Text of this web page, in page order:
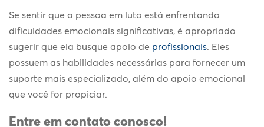
Se sentir que a pessoa em luto está enfrentando
dificuldades emocionais significativas, é apropriado
sugerir que ela busque apoio de profissionais . Eles
possuem as habilidades necessárias para fornecer um
suporte mais especializado, além do apoio emocional
que você for propiciar.
Entre em contato conosco!